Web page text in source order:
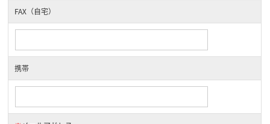
FAX（自宅）
携帯